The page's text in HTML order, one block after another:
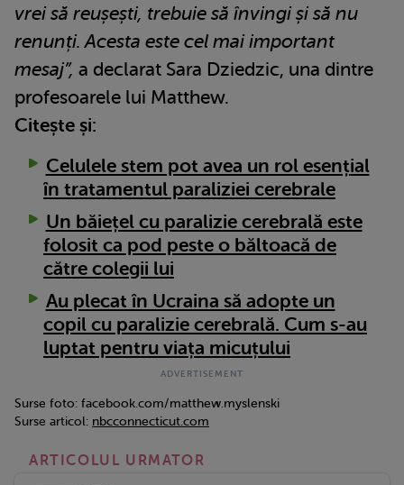
vrei să reușești, trebuie să învingi și să nu
renunți. Acesta este cel mai important
mesaj”, a declarat Sara Dziedzic, una dintre
profesoarele lui Matthew.
Citește și:
Celulele stem pot avea un rol esențial
în tratamentul paraliziei cerebrale
Un băiețel cu paralizie cerebrală este
folosit ca pod peste o băltoacă de
către colegii lui
Au plecat în Ucraina să adopte un
copil cu paralizie cerebrală. Cum s-au
luptat pentru viața micuțului
Surse foto: facebook.com/matthew.myslenski
Surse articol: nbcconnecticut.com
ARTICOLUL URMATOR